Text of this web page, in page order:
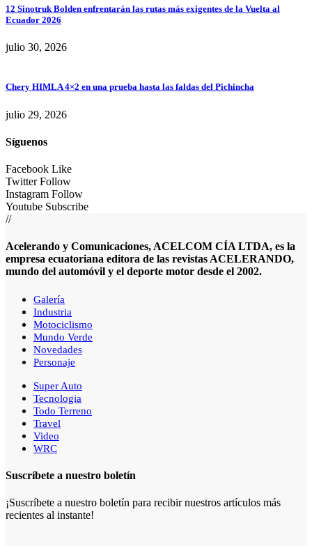
12 Sinotruk Bolden enfrentarán las rutas más exigentes de la Vuelta al
Ecuador 2026
julio 30, 2026
Chery HIMLA 4×2 en una prueba hasta las faldas del Pichincha
julio 29, 2026
Síguenos
Facebook Like
Twitter Follow
Instagram Follow
Youtube Subscribe
//
Acelerando y Comunicaciones, ACELCOM CÍA LTDA, es la
empresa ecuatoriana editora de las revistas ACELERANDO,
mundo del automóvil y el deporte motor desde el 2002.
Galería
Industria
Motociclismo
Mundo Verde
Novedades
Personaje
Super Auto
Tecnologia
Todo Terreno
Travel
Video
WRC
Suscríbete a nuestro boletín
¡Suscríbete a nuestro boletín para recibir nuestros artículos más
recientes al instante!